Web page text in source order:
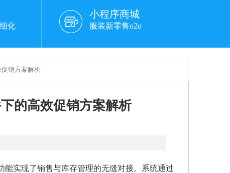
化
小程序商城
服装新零售o2o
销方案解析
的高效促销方案解析
能实现了销售与库存管理的无缝对接。系统通过